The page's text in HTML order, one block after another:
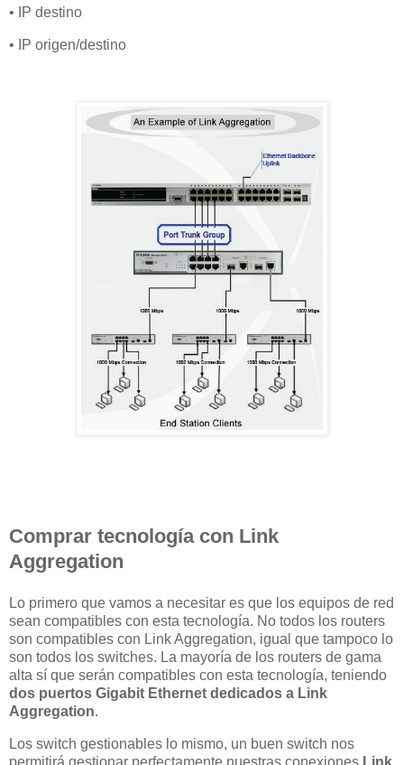
• IP destino
• IP origen/destino
Comprar tecnología con Link
Aggregation
Lo primero que vamos a necesitar es que los equipos de red
sean compatibles con esta tecnología. No todos los routers
son compatibles con Link Aggregation, igual que tampoco lo
son todos los switches. La mayoría de los routers de gama
alta sí que serán compatibles con esta tecnología, teniendo
dos puertos Gigabit Ethernet dedicados a Link
Aggregation.
Los switch gestionables lo mismo, un buen switch nos